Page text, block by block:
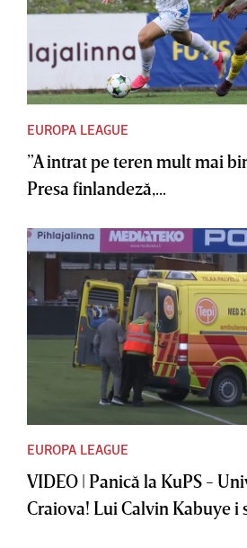
EUROPA LEAGUE
”A intrat pe teren mult mai
Presa finlandeză,...
EUROPA LEAGUE
VIDEO | Panică la KuPS -
Craiova! Lui Calvin Kabuye i